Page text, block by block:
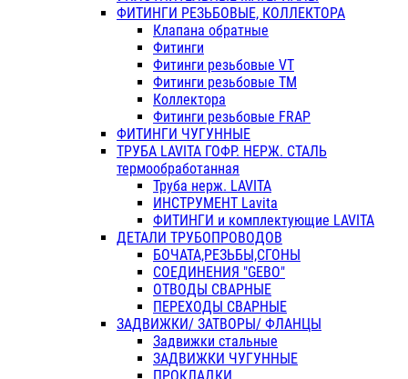
ФИТИНГИ РЕЗЬБОВЫЕ, КОЛЛЕКТОРА
Клапана обратные
Фитинги
Фитинги резьбовые VT
Фитинги резьбовые ТМ
Коллектора
Фитинги резьбовые FRAP
ФИТИНГИ ЧУГУННЫЕ
ТРУБА LAVITA ГОФР. НЕРЖ. СТАЛЬ
термообработанная
Труба нерж. LAVITA
ИНСТРУМЕНТ Lavita
ФИТИНГИ и комплектующие LAVITA
ДЕТАЛИ ТРУБОПРОВОДОВ
БОЧАТА,РЕЗЬБЫ,СГОНЫ
СОЕДИНЕНИЯ "GEBO"
ОТВОДЫ СВАРНЫЕ
ПЕРЕХОДЫ СВАРНЫЕ
ЗАДВИЖКИ/ ЗАТВОРЫ/ ФЛАНЦЫ
Задвижки стальные
ЗАДВИЖКИ ЧУГУННЫЕ